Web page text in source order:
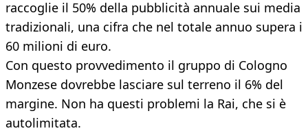
raccoglie il 50% della pubblicità annuale sui media
tradizionali, una cifra che nel totale annuo supera i
60 milioni di euro.
Con questo provvedimento il gruppo di Cologno
Monzese dovrebbe lasciare sul terreno il 6% del
margine. Non ha questi problemi la Rai, che si è
autolimitata.